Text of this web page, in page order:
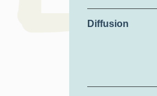
Diffusion